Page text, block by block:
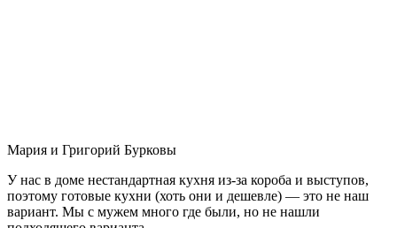
Мария и Григорий Бурковы
У нас в доме нестандартная кухня из-за короба и выступов,
поэтому готовые кухни (хоть они и дешевле) — это не наш
вариант. Мы с мужем много где были, но не нашли